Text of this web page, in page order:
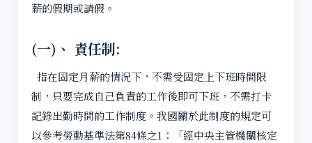
薪的假期或請假。
(一)、 責任制:
指在固定月薪的情況下，不需受固定上下班時間限
制，只要完成自己負責的工作後即可下班，不需打卡
記錄出勤時間的工作制度。我國關於此制度的規定可
以參考勞動基準法第84條之1：「經中央主管機關核定